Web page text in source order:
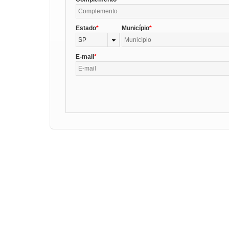
Estado
SP
Município
E-mail